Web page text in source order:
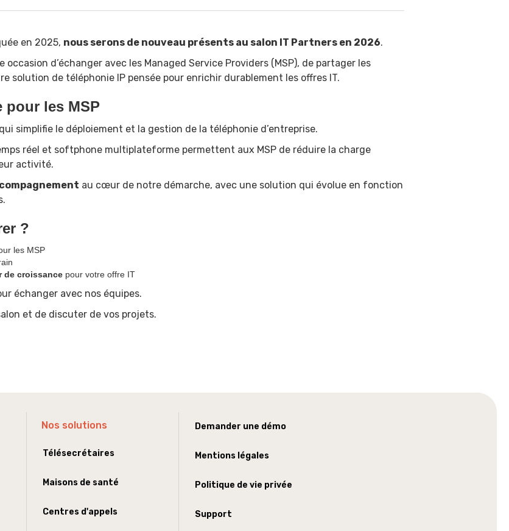
en 2025, nous serons de nouveau présents au salon IT Partners en 2026.
d’échanger avec les Managed Service Providers (MSP), de partager les
solution de téléphonie IP pensée pour enrichir durablement les offres IT.
pour les MSP
simplifie le déploiement et la gestion de la téléphonie d’entreprise.
réel et softphone multiplateforme permettent aux MSP de réduire la charge
activité.
au cœur de notre démarche, avec une solution qui évolue en fonction
?
les MSP
de croissance pour votre offre IT
échanger avec nos équipes.
et de discuter de vos projets.
Nos solutions
Télésecrétaires
Maisons de santé
Centres d'appels
Demander une démo
Mentions légales
Politique de vie privée
Support